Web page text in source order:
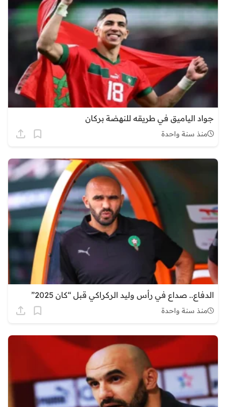
جواد الياميق في طريقه للنهضة بركان
منذ سنة واحدة
الدفاع.. صداع في رأس وليد الركراكي قبل “كان 2025”
منذ سنة واحدة